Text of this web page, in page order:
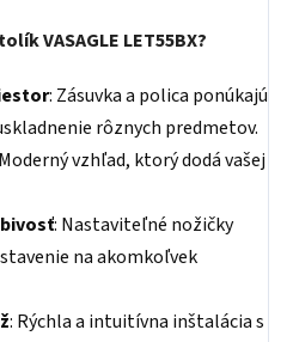
VASAGLE LET55BX?
: Zásuvka a polica ponúkajú
rôznych predmetov.
vzhľad, ktorý dodá vašej
: Nastaviteľné nožičky
na akomkoľvek
: Rýchla a intuitívna inštalácia s